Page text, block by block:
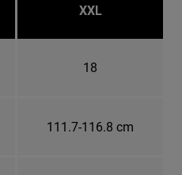
XXL
18
111.7-116.8 cm